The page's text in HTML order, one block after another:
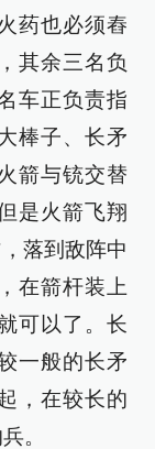
药也必须舂
其余三名负
车正负责指
棒子、长矛
箭与铳交替
是火箭飞翔
落到敌阵中
在箭杆装上
可以了。长
一般的长矛
，在较长的
。